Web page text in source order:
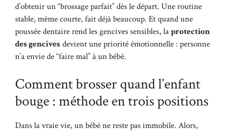
d’obtenir un “brossage parfait” dès le départ. Une routine
stable, même courte, fait déjà beaucoup. Et quand une
poussée dentaire rend les gencives sensibles, laprotection
des gencives devient une priorité émotionnelle : personne
n’a envie de “faire mal” à un bébé.
Comment brosser quand l’enfant
bouge : méthode en trois positions
Dans la vraie vie, un bébé ne reste pas immobile. Alors,